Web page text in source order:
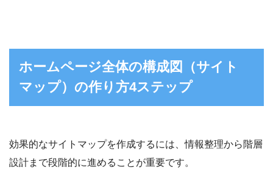
ホームページ全体の構成図（サイト
マップ）の作り方4ステップ
効果的なサイトマップを作成するには、情報整理から階層
設計まで段階的に進めることが重要です。